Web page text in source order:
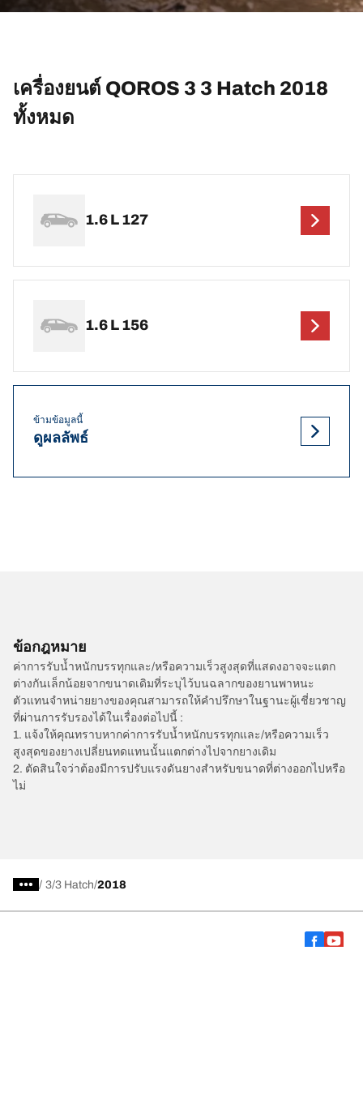
เครื่องยนต์ QOROS 3 3 Hatch 2018
ทั้งหมด
1.6 L 127
1.6 L 156
ข้ามข้อมูลนี้
ดูผลลัพธ์
ข้อกฎหมาย
ค่าการรับน้ำหนักบรรทุกและ/หรือความเร็วสูงสุดที่แสดงอาจจะแตก
ต่างกันเล็กน้อยจากขนาดเดิมที่ระบุไว้บนฉลากของยานพาหนะ
ตัวแทนจำหน่ายยางของคุณสามารถให้คำปรึกษาในฐานะผู้เชี่ยวชาญ
ที่ผ่านการรับรองได้ในเรื่องต่อไปนี้ :
1. แจ้งให้คุณทราบหากค่าการรับน้ำหนักบรรทุกและ/หรือความเร็ว
สูงสุดของยางเปลี่ยนทดแทนนั้นแตกต่างไปจากยางเดิม
2. ตัดสินใจว่าต้องมีการปรับแรงดันยางสำหรับขนาดที่ต่างออกไปหรือ
ไม่
/ 3 3 Hatch 2018